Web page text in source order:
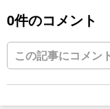
0件のコメント